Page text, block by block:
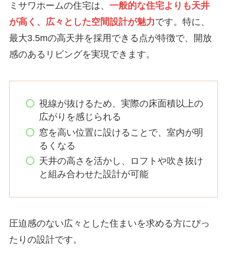
ミサワホームの住宅は、 一般的な住宅よりも天井
が高く、広々とした空間設計が魅力です。特に、
最大3.5mの高天井を採用できる点が特徴で、開放
感のあるリビングを実現できます。
視線が抜けるため、実際の床面積以上の
広がりを感じられる
窓を高い位置に設けることで、室内が明
るくなる
天井の高さを活かし、ロフトや吹き抜け
と組み合わせた設計が可能
圧迫感のない広々とした住まいを求める方にぴっ
たりの設計です。